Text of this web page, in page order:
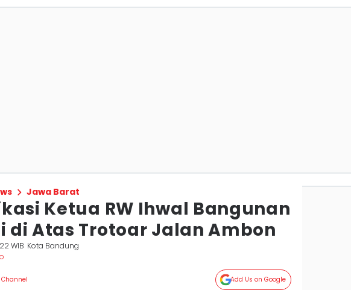
Jawa Barat
Ketua RW Ihwal Bangunan
di Atas Trotoar Jalan Ambon
WIB Kota Bandung
Channel Add Us on Google